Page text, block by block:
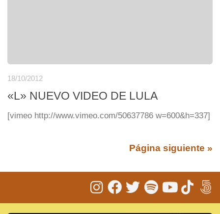
18/10/2012
«L» NUEVO VIDEO DE LULA
[vimeo http://www.vimeo.com/50637786 w=600&h=337]
Página siguiente »